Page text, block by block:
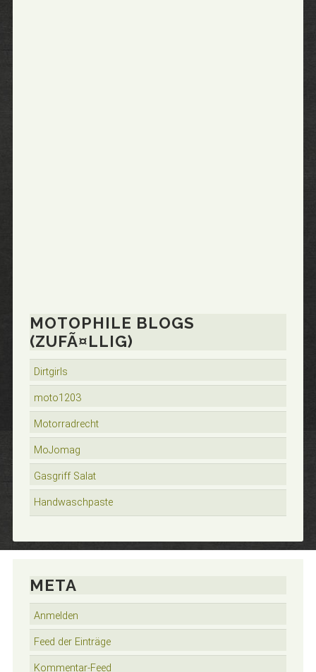
MOTOPHILE BLOGS
(ZUFÃ¤LLIG)
Dirtgirls
moto1203
Motorradrecht
MoJomag
Gasgriff Salat
Handwaschpaste
META
Anmelden
Feed der Einträge
Kommentar-Feed